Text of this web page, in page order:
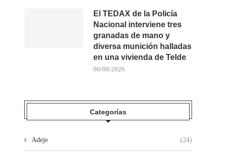
El TEDAX de la Policía
Nacional interviene tres
granadas de mano y
diversa munición halladas
en una vivienda de Telde
06/08/2026
Categorías
Adeje (24)